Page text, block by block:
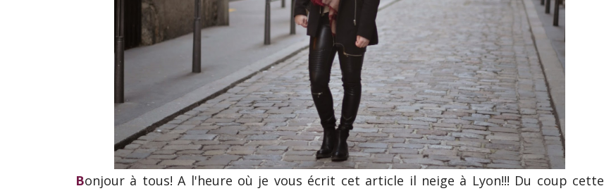
Bonjour à tous! A l'heure où je vous écrit cet article il neige à Lyon!!! Du coup cette